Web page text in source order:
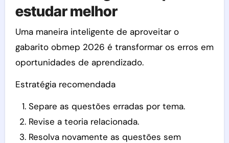
estudar melhor
Uma maneira inteligente de aproveitar o
gabarito obmep 2026 é transformar os erros em
oportunidades de aprendizado.
Estratégia recomendada
Separe as questões erradas por tema.
Revise a teoria relacionada.
Resolva novamente as questões sem